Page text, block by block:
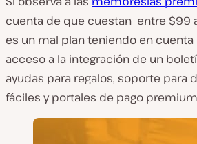
cuenta de que cuestan entre $99
es un mal plan teniendo en
acceso a la integración de un
ayudas para regalos, soporte para
fáciles y portales de pago